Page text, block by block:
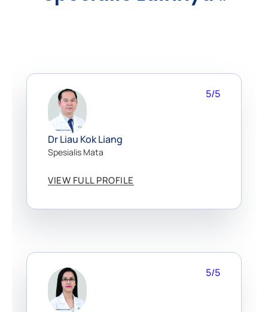
5/5
Dr Liau Kok Liang
Spesialis Mata
VIEW FULL PROFILE
5/5